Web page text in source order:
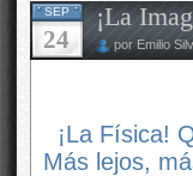
SEP
24
¡La
por Emilio
¡La Física!
Más lejos,